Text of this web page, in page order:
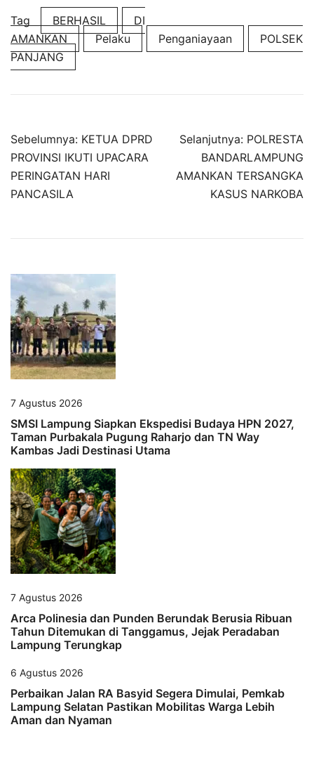
Tag BERHASIL
DI
AMANKAN
Pelaku Penganiayaan
POLSEK
PANJANG
Navigasi
pos
Sebelumnya: KETUA DPRD
PROVINSI IKUTI UPACARA
PERINGATAN HARI
PANCASILA
Selanjutnya: POLRESTA
BANDARLAMPUNG
AMANKAN TERSANGKA
KASUS NARKOBA
7 Agustus 2026
SMSI Lampung Siapkan Ekspedisi Budaya HPN 2027,
Taman Purbakala Pugung Raharjo dan TN Way
Kambas Jadi Destinasi Utama
7 Agustus 2026
Arca Polinesia dan Punden Berundak Berusia Ribuan
Tahun Ditemukan di Tanggamus, Jejak Peradaban
Lampung Terungkap
6 Agustus 2026
Perbaikan Jalan RA Basyid Segera Dimulai, Pemkab
Lampung Selatan Pastikan Mobilitas Warga Lebih
Aman dan Nyaman